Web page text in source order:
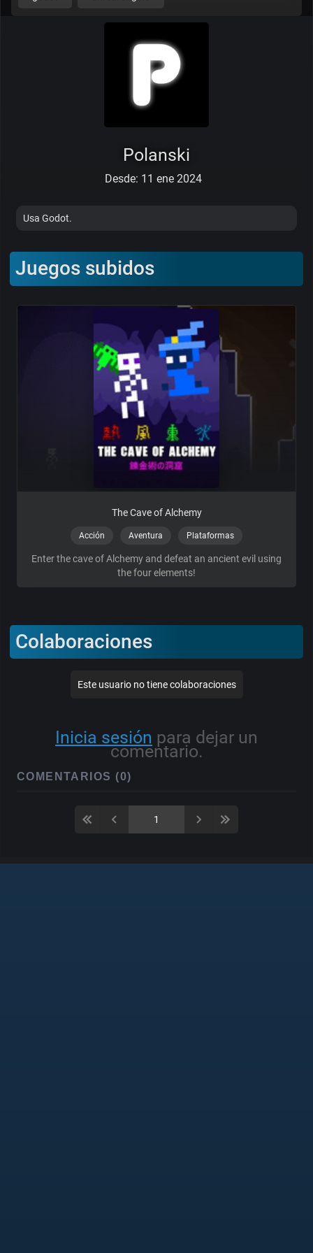
Polanski
Desde: 11 ene 2024
Usa Godot.
Juegos subidos
The Cave of Alchemy
Acción Aventura Plataformas
Enter the cave of Alchemy and defeat an ancient evil using
the four elements!
Colaboraciones
Este usuario no tiene colaboraciones
Inicia sesión para dejar un
comentario.
COMENTARIOS (0)